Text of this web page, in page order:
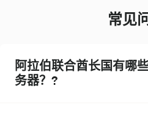
常见
阿拉伯联合酋长国有哪
务器？?